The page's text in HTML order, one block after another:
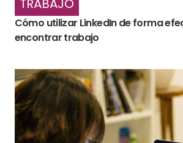
TRABAJO
Cómo utilizar LinkedIn de forma
encontrar trabajo